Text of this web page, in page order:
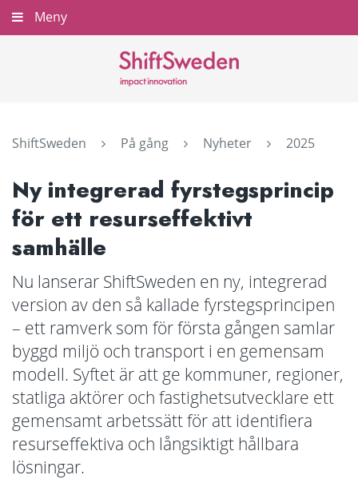
Gå
till
Meny
ShiftSweden På gång Nyheter 2025
Ny integrerad fyrstegsprincip
för ett resurseffektivt
samhälle
Nu lanserar ShiftSweden en ny, integrerad
version av den så kallade fyrstegsprincipen
– ett ramverk som för första gången samlar
byggd miljö och transport i en gemensam
modell. Syftet är att ge kommuner, regioner,
statliga aktörer och fastighetsutvecklare ett
gemensamt arbetssätt för att identifiera
resurseffektiva och långsiktigt hållbara
lösningar.